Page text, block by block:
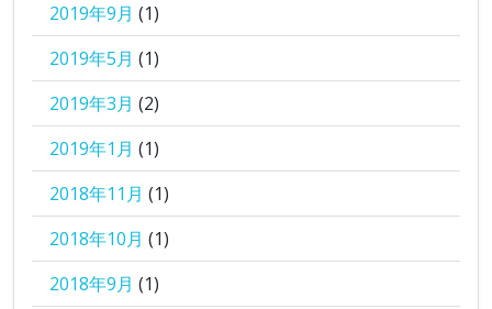
2019年9月 (1)
2019年5月 (1)
2019年3月 (2)
2019年1月 (1)
2018年11月 (1)
2018年10月 (1)
2018年9月 (1)